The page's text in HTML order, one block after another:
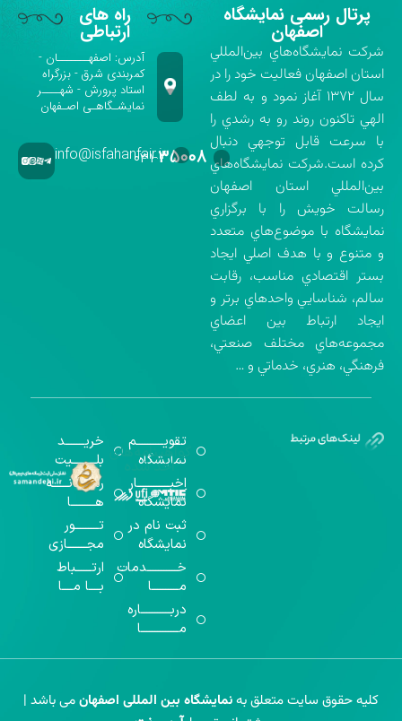
پرتال رسمی نمایشگاه
اصفهان
شركت نمايشگاه‌هاي بين‌المللي
استان اصفهان فعاليت خود را در
سال ۱۳۷۲ آغاز نمود و به لطف
الهي تاكنون روند رو به رشدي را
با سرعت قابل توجهي دنبال
كرده است.شركت نمايشگاه‌هاي
بين‌المللي استان اصفهان
رسالت خويش را با برگزاري
نمايشگاه با موضوع‌هاي متعدد
و متنوع و با هدف اصلي ايجاد
بستر اقتصادي مناسب، رقابت
سالم، شناسايي واحدهاي برتر و
ايجاد ارتباط بين اعضاي
مجموعه‌هاي مختلف صنعتي،
فرهنگي، هنري، خدماتي و …
راه های
ارتباطی
آدرس: اصفهـــــــان -
کمربندی شرق - بزرگراه
استاد پرورش - شهــــر
نمایشـگاهـی اصـفهان
۰۳۱-۳۵۰۰۸info@isfahanfair.ir
تقویــــــــــم
نمایشگاه
اخبــــــــــــار
نمایشگاه
ثبت نام در
نمایشگاه
خـــــــــــدمات
مــــــــــا
دربـــــــــــاره
مــــــــــــــا
خریـــــــد
بلـــــــــیت
رســـــانــــــه
هـــــــــا
تـــــــــور
مجـــــــازی
ارتــــــباط
بــــا مــــا
گواهینامه‌های
اخذ شده
کلیه حقوق سایت متعلق بهنمایشگاه بین المللی اصفهانمی باشد |